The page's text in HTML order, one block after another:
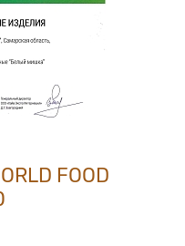
FOOD